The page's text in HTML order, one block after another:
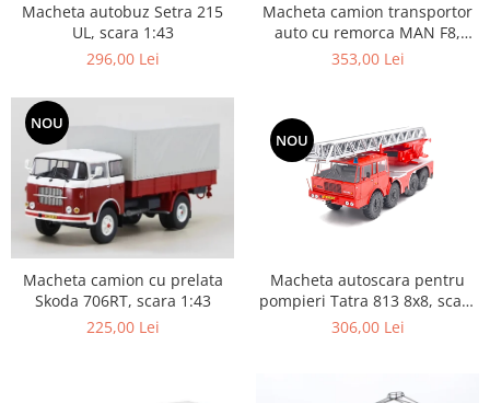
Macheta autobuz Setra 215
UL, scara 1:43
296,00 Lei
Macheta camion transportor
auto cu remorca MAN F8,
scara 1:43
353,00 Lei
NOU
Macheta camion cu prelata
Skoda 706RT, scara 1:43
225,00 Lei
NOU
Macheta autoscara pentru
pompieri Tatra 813 8x8, scara
1:43
306,00 Lei